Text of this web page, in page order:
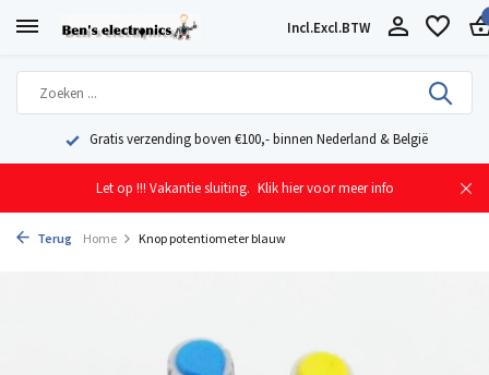
Incl.Excl.BTW
Geleverd uit eigen voorraad vanuit ons magazijn in Nederland
Let op !!! Vakantie sluiting. Klik hier voor meer info
Terug Home Knop potentiometer blauw